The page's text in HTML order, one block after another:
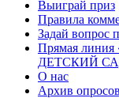
Выиграй приз
Правила
Задай вопрос
Прямая
ДЕТСКИЙ
О нас
Архив опросов